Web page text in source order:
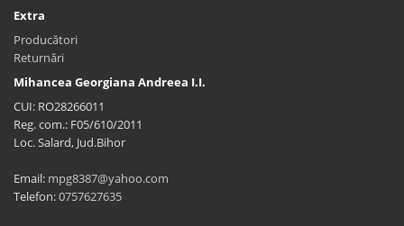
Extra
Producători
Returnări
Mihancea Georgiana Andreea I.I.
CUI: RO28266011
Reg. com.: F05/610/2011
Loc. Salard, Jud.Bihor
Email: mpg8387@yahoo.com
Telefon:0757627635